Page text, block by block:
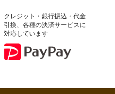
クレジット・銀行振込・代金
引換、各種の決済サービスに
対応しています